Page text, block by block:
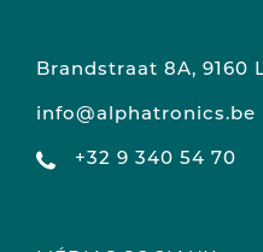
Brandstraat 8A, 9160
info@alphatronics.be
+32 9 340 54 70